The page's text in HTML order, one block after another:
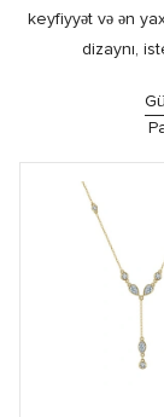
keyfiyyət və ən
dizaynı,